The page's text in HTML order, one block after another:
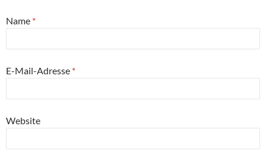
Name *
E-Mail-Adresse *
Website